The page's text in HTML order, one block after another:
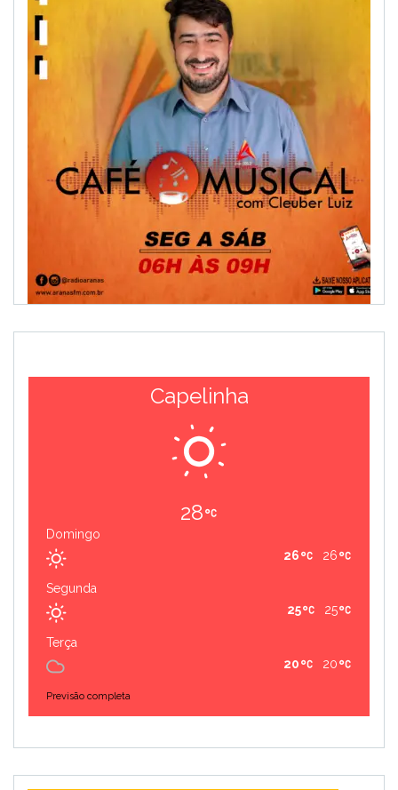
Capelinha
28
Domingo
26
26
Segunda
25
25
Terça
20
20
Previsão completa